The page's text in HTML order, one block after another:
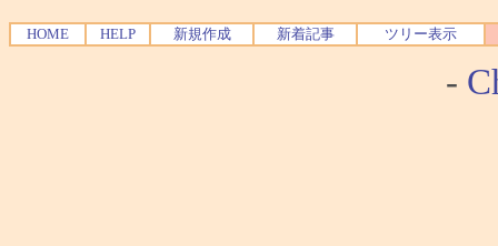
HOME HELP 新規作成 新着記事 ツリー表示
-